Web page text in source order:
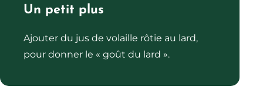
Un petit plus
Ajouter du jus de volaille rôtie au lard,
pour donner le « goût du lard ».